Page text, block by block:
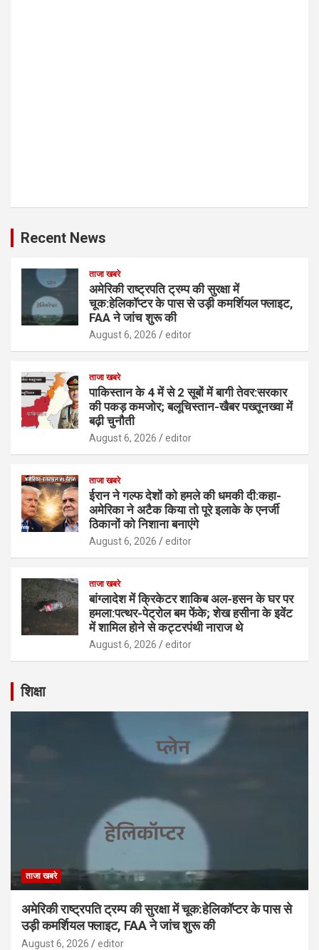
Recent News
ताजा खबरे
अमेरिकी राष्ट्रपति ट्रम्प की सुरक्षा में
चूक:हेलिकॉप्टर के पास से उड़ी कमर्शियल फ्लाइट,
FAA ने जांच शुरू की
August 6, 2026 editor
ताजा खबरे
पाकिस्तान के 4 में से 2 सूबों में बागी तेवर:सरकार
की पकड़ कमजोर; बलूचिस्तान-खैबर पख्तूनख्वा में
बढ़ी चुनौती
August 6, 2026 editor
ताजा खबरे
ईरान ने गल्फ देशों को हमले की धमकी दी:कहा-
अमेरिका ने अटैक किया तो पूरे इलाके के एनर्जी
ठिकानों को निशाना बनाएंगे
August 6, 2026 editor
ताजा खबरे
बांग्लादेश में क्रिकेटर शाकिब अल-हसन के घर पर
हमला:पत्थर-पेट्रोल बम फेंके; शेख हसीना के इवेंट
में शामिल होने से कट्टरपंथी नाराज थे
August 6, 2026 editor
शिक्षा
ताजा खबरे
अमेरिकी राष्ट्रपति ट्रम्प की सुरक्षा में चूक:हेलिकॉप्टर के पास से
उड़ी कमर्शियल फ्लाइट, FAA ने जांच शुरू की
August 6, 2026 editor